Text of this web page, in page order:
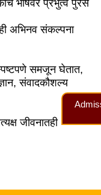
भाषेवर प्रभुत्व पुरेसे
अभिनव संकल्पना
स्पष्टपणे समजून घेतात,
संवादकौशल्य
जीवनातही